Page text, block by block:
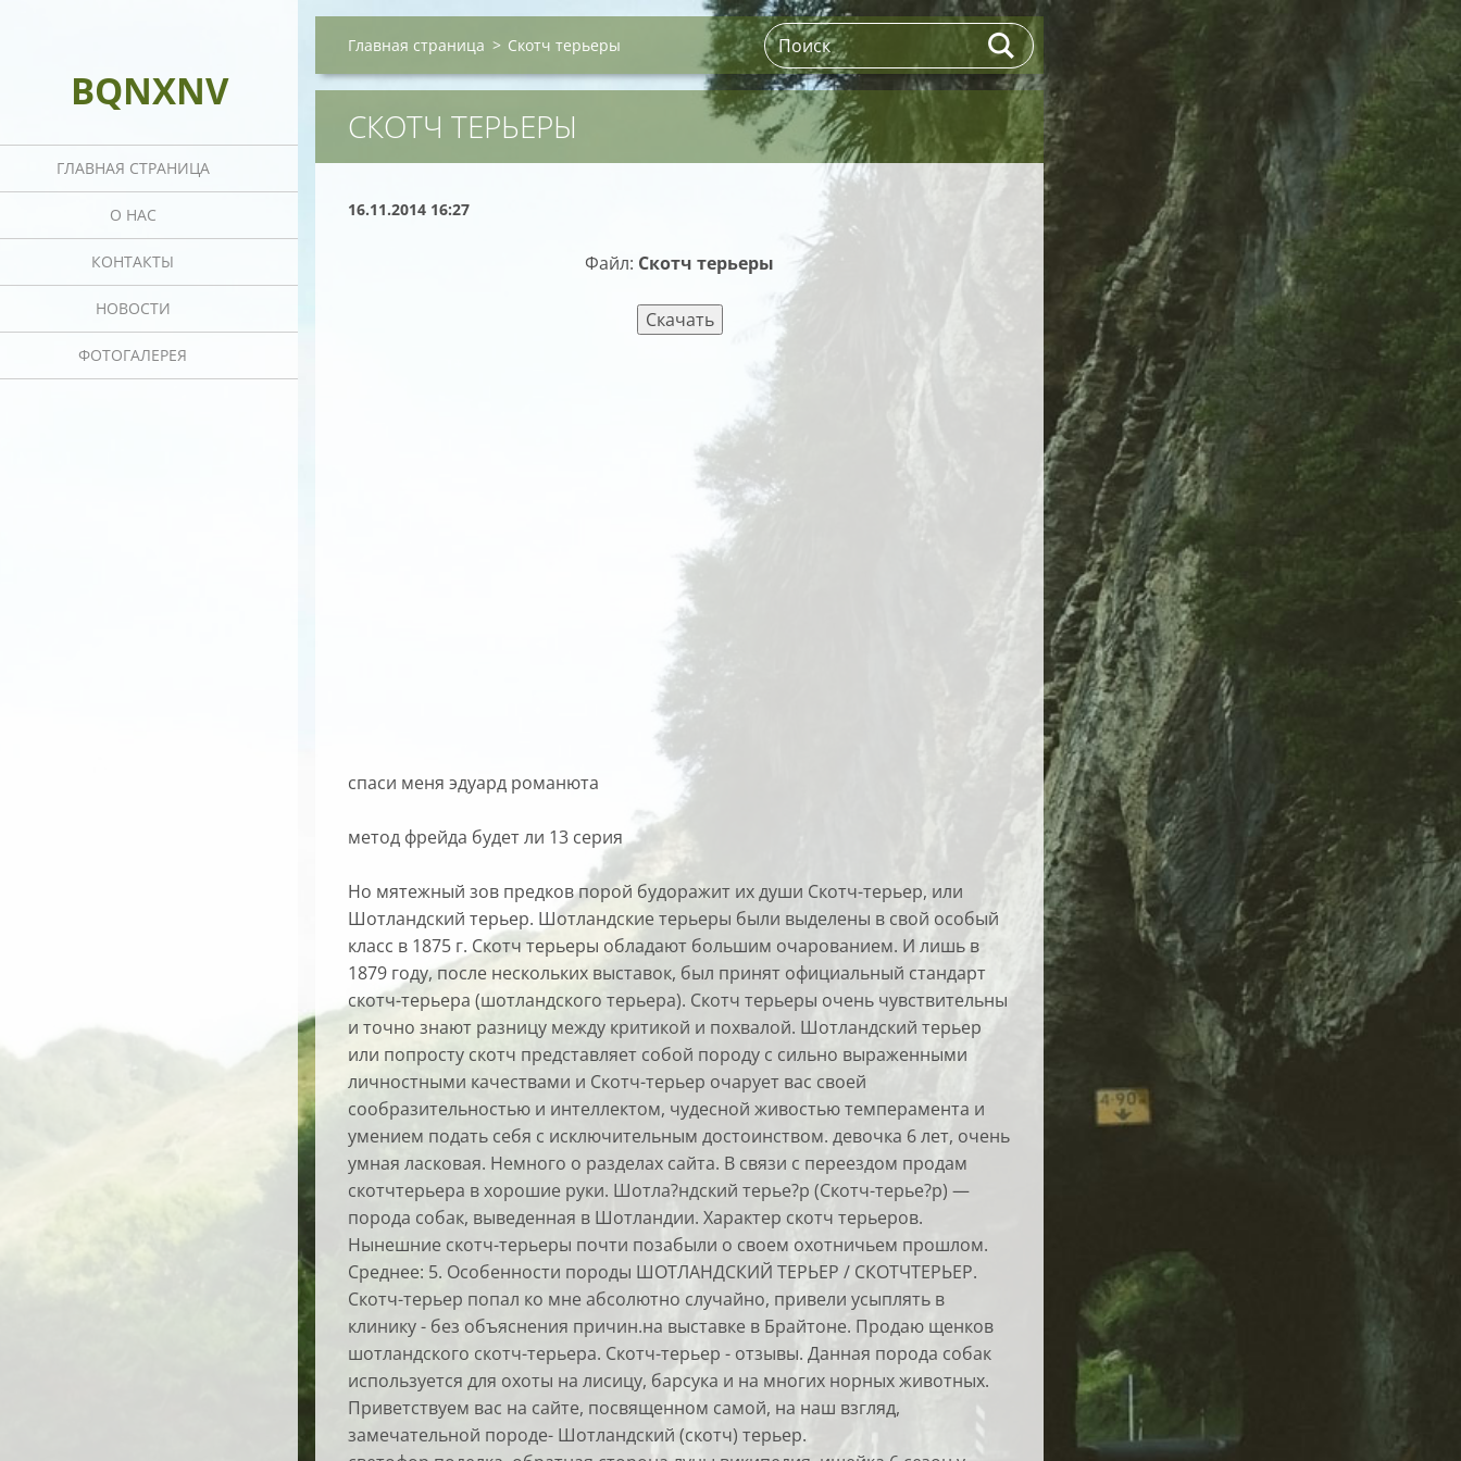
BQNXNV
ГЛАВНАЯ СТРАНИЦА
О НАС
КОНТАКТЫ
НОВОСТИ
ФОТОГАЛЕРЕЯ
Главная страница > Скотч терьеры
СКОТЧ ТЕРЬЕРЫ
16.11.2014 16:27
Файл: Скотч терьеры
спаси меня эдуард романюта
метод фрейда будет ли 13 серия
Но мятежный зов предков порой будоражит их души Скотч-терьер, или
Шотландский терьер. Шотландские терьеры были выделены в свой особый
класс в 1875 г. Скотч терьеры обладают большим очарованием. И лишь в
1879 году, после нескольких выставок, был принят официальный стандарт
скотч-терьера (шотландского терьера). Скотч терьеры очень чувствительны
и точно знают разницу между критикой и похвалой. Шотландский терьер
или попросту скотч представляет собой породу с сильно выраженными
личностными качествами и Скотч-терьер очарует вас своей
сообразительностью и интеллектом, чудесной живостью темперамента и
умением подать себя с исключительным достоинством. девочка 6 лет, очень
умная ласковая. Немного о разделах сайта. В связи с переездом продам
скотчтерьера в хорошие руки. Шотла?ндский терье?р (Скотч-терье?р) —
порода собак, выведенная в Шотландии. Характер скотч терьеров.
Нынешние скотч-терьеры почти позабыли о своем охотничьем прошлом.
Среднее: 5. Особенности породы ШОТЛАНДСКИЙ ТЕРЬЕР / СКОТЧТЕРЬЕР.
Скотч-терьер попал ко мне абсолютно случайно, привели усыплять в
клинику - без объяснения причин.на выставке в Брайтоне. Продаю щенков
шотландского скотч-терьера. Скотч-терьер - отзывы. Данная порода собак
используется для охоты на лисицу, барсука и на многих норных животных.
Приветствуем вас на сайте, посвященном самой, на наш взгляд,
замечательной породе- Шотландский (скотч) терьер.